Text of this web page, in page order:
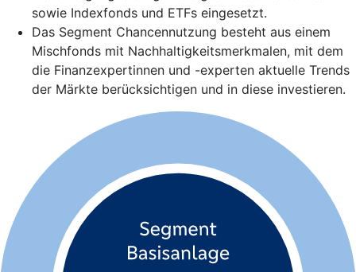
sowie Indexfonds und ETFs eingesetzt.
Das Segment Chancennutzung besteht aus einem
Mischfonds mit Nachhaltigkeitsmerkmalen, mit dem
die Finanzexpertinnen und -experten aktuelle Trends
der Märkte berücksichtigen und in diese investieren.